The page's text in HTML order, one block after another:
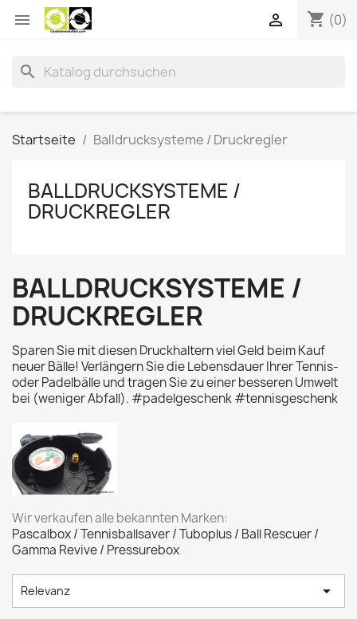
 shopping_cart (0)

search
Startseite Balldrucksysteme / Druckregler
BALLDRUCKSYSTEME /
DRUCKREGLER
BALLDRUCKSYSTEME /
DRUCKREGLER
Sparen Sie mit diesen Druckhaltern viel Geld beim Kauf
neuer Bälle! Verlängern Sie die Lebensdauer Ihrer Tennis-
oder Padelbälle und tragen Sie zu einer besseren Umwelt
bei (weniger Abfall). #padelgeschenk #tennisgeschenk
Wir verkaufen alle bekannten Marken:
Pascalbox / Tennisballsaver / Tuboplus / Ball Rescuer /
Gamma Revive / Pressurebox
Relevanz 